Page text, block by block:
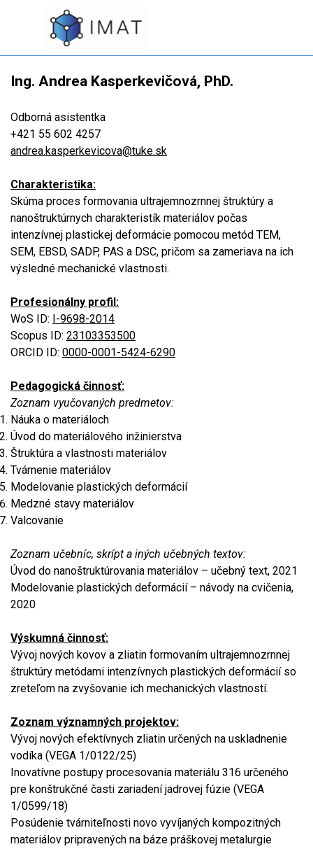
Preskočiť menu
SK
EN
Ing. Andrea Kasperkevičová, PhD.
Odborná asistentka
+421 55 602 4257
andrea.kasperkevicova@tuke.sk
Charakteristika:
Skúma proces formovania ultrajemnozrnnej štruktúry a
nanoštruktúrnych charakteristík materiálov počas
intenzívnej plastickej deformácie pomocou metód TEM,
SEM, EBSD, SADP, PAS a DSC, pričom sa zameriava na ich
výsledné mechanické vlastnosti.
Profesionálny profil:
WoS ID: I-9698-2014
Scopus ID: 23103353500
ORCID ID: 0000-0001-5424-6290
Pedagogická činnosť:
Zoznam vyučovaných predmetov:
Náuka o materiáloch
Úvod do materiálového inžinierstva
Štruktúra a vlastnosti materiálov
Tvárnenie materiálov
Modelovanie plastických deformácií
Medzné stavy materiálov
Valcovanie
Zoznam učebníc, skrípt a iných učebných textov:
Úvod do nanoštruktúrovania materiálov – učebný text, 2021
Modelovanie plastických deformácií – návody na cvičenia,
2020
Výskumná činnosť:
Vývoj nových kovov a zliatin formovaním ultrajemnozrnnej
štruktúry metódami intenzívnych plastických deformácií so
zreteľom na zvyšovanie ich mechanických vlastností.
Zoznam významných projektov:
Vývoj nových efektívnych zliatin určených na uskladnenie
vodíka (VEGA 1/0122/25)
Inovatívne postupy procesovania materiálu 316 určeného
pre konštrukčné časti zariadení jadrovej fúzie (VEGA
1/0599/18)
Posúdenie tvárniteľnosti novo vyvíjaných kompozitných
materiálov pripravených na báze práškovej metalurgie